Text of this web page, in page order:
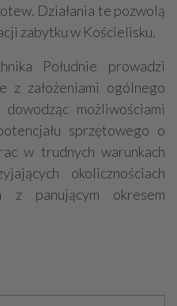
Działania te pozwolą
zabytku w Kościelisku.
Południe prowadzi
z założeniami ogólnego
możliwościami
sprzętowego o
w trudnych warunkach
okolicznościach
z panującym okresem